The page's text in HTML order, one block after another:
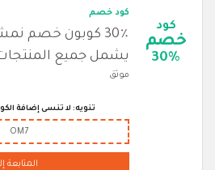
كود
خصم
30%
كود خصم
30٪ كوبون خصم
يشمل جميع المنتجات
موثق
تنويه: لا تنسى إضافة
OM7